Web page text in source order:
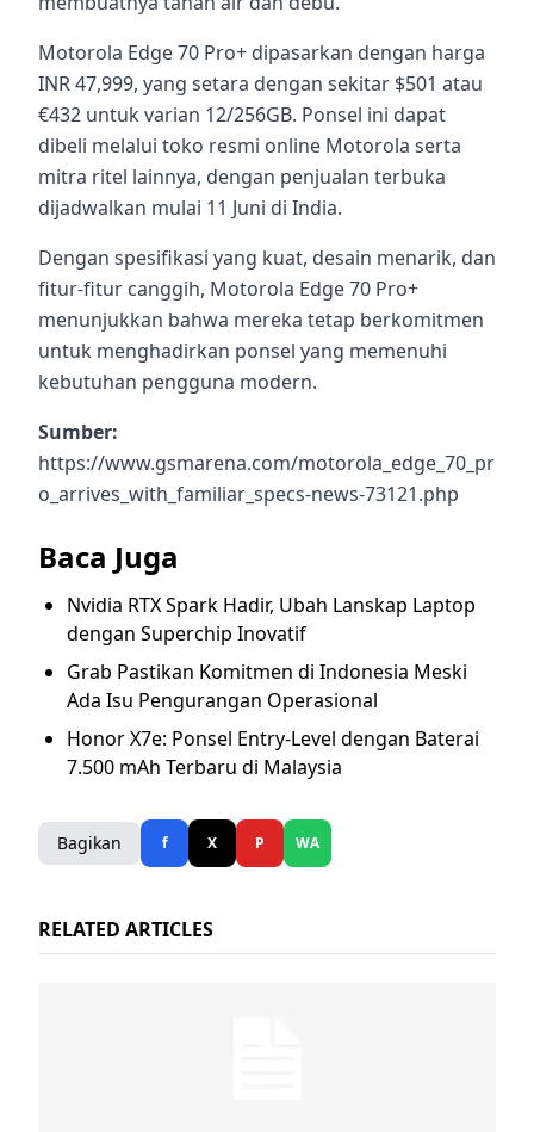
Motorola Edge 70 Pro+ dipasarkan dengan harga
INR 47,999, yang setara dengan sekitar $501 atau
€432 untuk varian 12/256GB. Ponsel ini dapat
dibeli melalui toko resmi online Motorola serta
mitra ritel lainnya, dengan penjualan terbuka
dijadwalkan mulai 11 Juni di India.
Dengan spesifikasi yang kuat, desain menarik, dan
fitur-fitur canggih, Motorola Edge 70 Pro+
menunjukkan bahwa mereka tetap berkomitmen
untuk menghadirkan ponsel yang memenuhi
kebutuhan pengguna modern.
Sumber:
https://www.gsmarena.com/motorola_edge_70_pr
o_arrives_with_familiar_specs-news-73121.php
Baca Juga
Nvidia RTX Spark Hadir, Ubah Lanskap Laptop
dengan Superchip Inovatif
Grab Pastikan Komitmen di Indonesia Meski
Ada Isu Pengurangan Operasional
Honor X7e: Ponsel Entry-Level dengan Baterai
7.500 mAh Terbaru di Malaysia
Bagikan f X P WA
RELATED ARTICLES